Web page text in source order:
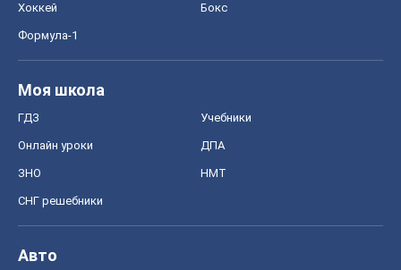
Хоккей Бокс
Формула-1
Моя школа
ГДЗ Учебники
Онлайн уроки ДПА
ЗНО НМТ
СНГ решебники
Авто